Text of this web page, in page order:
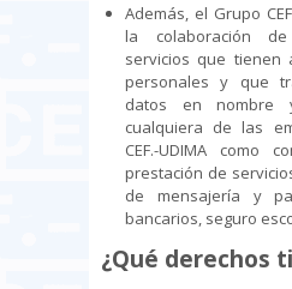
Además, el Grupo
la colaboración
servicios que tienen
personales y que
datos en nombre
cualquiera de las
CEF.-UDIMA como
prestación de
de mensajería y
bancarios, seguro
¿Qué derechos